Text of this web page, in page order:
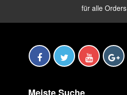
für alle Orders
Meiste Suche